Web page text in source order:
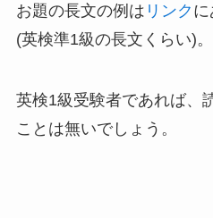
お題の長文の例は リンク
(英検準1級の長文くらい)。
英検1級受験者であれば、
ことは無いでしょう。